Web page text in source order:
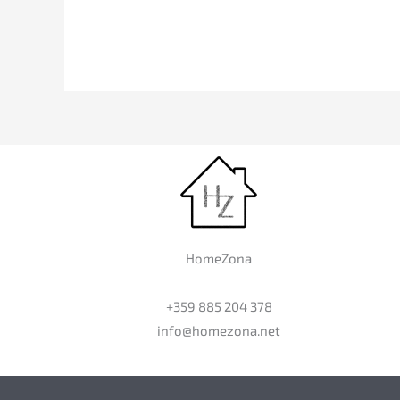
HomeZona
+359 885 204 378
info@homezona.net